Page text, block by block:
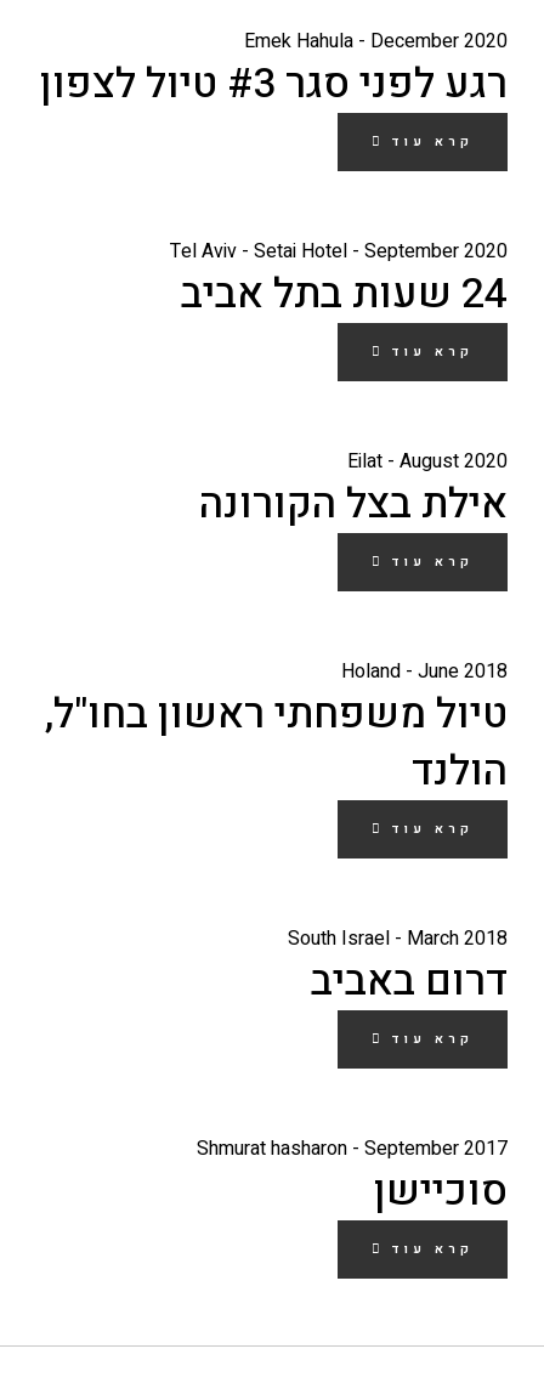
Emek Hahula - December 2020
רגע לפני סגר #3 טיול לצפון
קרא עוד
Tel Aviv - Setai Hotel - September 2020
24 שעות בתל אביב
קרא עוד
Eilat - August 2020
אילת בצל הקורונה
קרא עוד
Holand - June 2018
טיול משפחתי ראשון בחו"ל,
הולנד
קרא עוד
South Israel - March 2018
דרום באביב
קרא עוד
Shmurat hasharon - September 2017
סוכיישן
קרא עוד